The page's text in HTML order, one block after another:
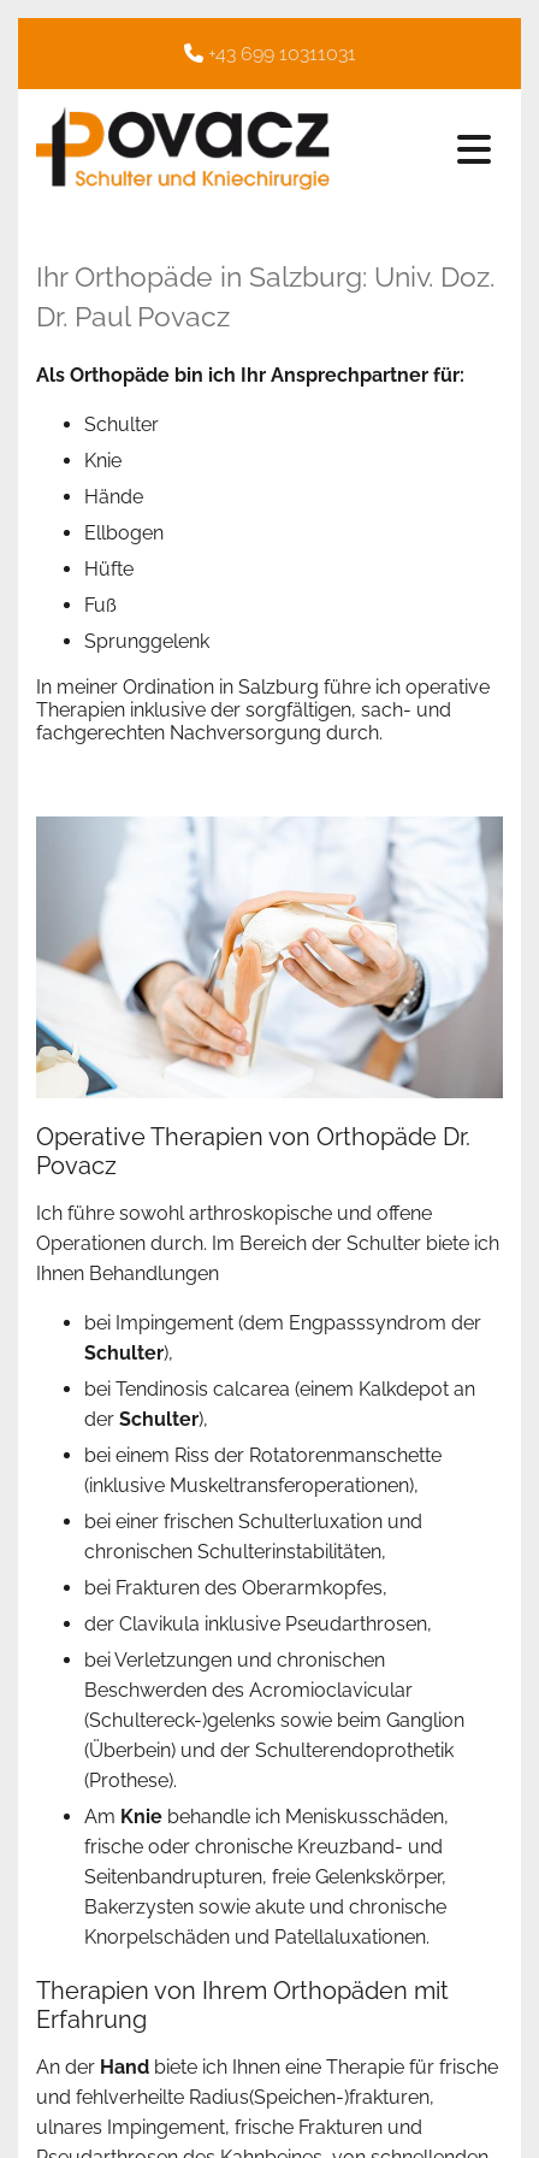
 +43 699 10311031
Ihr Orthopäde in Salzburg: Univ. Doz.
Dr. Paul Povacz
Als Orthopäde bin ich Ihr Ansprechpartner für:
Schulter
Knie
Hände
Ellbogen
Hüfte
Fuß
Sprunggelenk
In meiner Ordination in Salzburg führe ich operative
Therapien inklusive der sorgfältigen, sach- und
fachgerechten Nachversorgung durch.
Operative Therapien von Orthopäde Dr.
Povacz
Ich führe sowohl arthroskopische und offene
Operationen durch. Im Bereich der Schulter biete ich
Ihnen Behandlungen
bei Impingement (dem Engpasssyndrom der
Schulter),
bei Tendinosis calcarea (einem Kalkdepot an
der Schulter),
bei einem Riss der Rotatorenmanschette
(inklusive Muskeltransferoperationen),
bei einer frischen Schulterluxation und
chronischen Schulterinstabilitäten,
bei Frakturen des Oberarmkopfes,
der Clavikula inklusive Pseudarthrosen,
bei Verletzungen und chronischen
Beschwerden des Acromioclavicular
(Schultereck-)gelenks sowie beim Ganglion
(Überbein) und der Schulterendoprothetik
(Prothese).
Am Knie behandle ich Meniskusschäden,
frische oder chronische Kreuzband- und
Seitenbandrupturen, freie Gelenkskörper,
Bakerzysten sowie akute und chronische
Knorpelschäden und Patellaluxationen.
Therapien von Ihrem Orthopäden mit
Erfahrung
An der Hand biete ich Ihnen eine Therapie für frische
und fehlverheilte Radius(Speichen-)frakturen,
ulnares Impingement, frische Frakturen und